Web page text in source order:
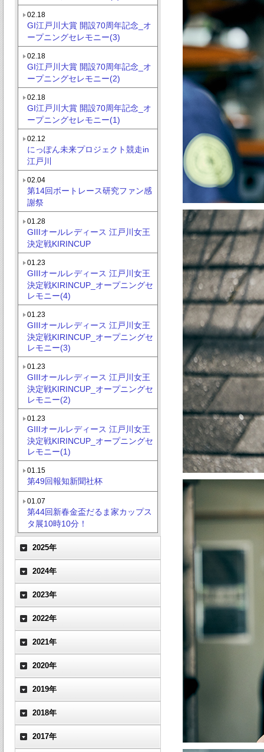
02.18
GI江戸川大賞 開設70周年記念_オ
ープニングセレモニー(3)
02.18
GI江戸川大賞 開設70周年記念_オ
ープニングセレモニー(2)
02.18
GI江戸川大賞 開設70周年記念_オ
ープニングセレモニー(1)
02.12
にっぽん未来プロジェクト競走in
江戸川
02.04
第14回ボートレース研究ファン感
謝祭
01.28
GIIIオールレディース 江戸川女王
決定戦KIRINCUP
01.23
GIIIオールレディース 江戸川女王
決定戦KIRINCUP_オープニングセ
レモニー(4)
01.23
GIIIオールレディース 江戸川女王
決定戦KIRINCUP_オープニングセ
レモニー(3)
01.23
GIIIオールレディース 江戸川女王
決定戦KIRINCUP_オープニングセ
レモニー(2)
01.23
GIIIオールレディース 江戸川女王
決定戦KIRINCUP_オープニングセ
レモニー(1)
01.15
第49回報知新聞社杯
01.07
第44回新春金盃だるま家カップス
タ展10時10分！
2025年
2024年
2023年
2022年
2021年
2020年
2019年
2018年
2017年